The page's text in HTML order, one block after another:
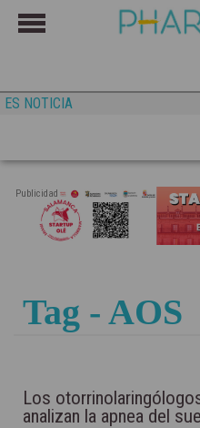
ES NOTICIA
Publicidad
Tag - AOS
Los
analizan la apnea del